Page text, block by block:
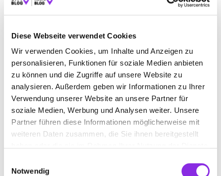
Diese Webseite verwendet Cookies
Wir verwenden Cookies, um Inhalte und Anzeigen zu
personalisieren, Funktionen für soziale Medien anbieten
zu können und die Zugriffe auf unsere Website zu
analysieren. Außerdem geben wir Informationen zu Ihrer
Verwendung unserer Website an unsere Partner für
soziale Medien, Werbung und Analysen weiter. Unsere
Partner führen diese Informationen möglicherweise mit
weiteren Daten zusammen, die Sie ihnen bereitgestellt
Notwendig
Vorverkauf (Rathaus, Zimmer 28), 8,00 EUR an der
Abendkasse.
Wann: 11. Juli (22:00 Uhr) und 18. Juli 2026 (21:45 Uhr)
Wo: Innenhof des Nauwieser Neunzehn, Saarbrücken
Programm: „Vier Mütter für Edward“ (11.07.) und
„Animalia“ (18.07.).
Open Air Kino Haßloch
Wann: 23. bis 25. Juli 2026
Wo: Pferderennbahn Haßloch
Programm: „Der Teufel trägt Prada 2“ (23.07.), „Der
Astronaut – Project Hail Mary“ (24.07.), „Horst
20:30 Uhr, Hauptfilm gegen 21:30 Uhr.